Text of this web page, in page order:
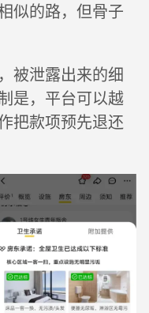
似的路，但骨子
被泄露出来的细
是，平台可以越
把款项预先退还